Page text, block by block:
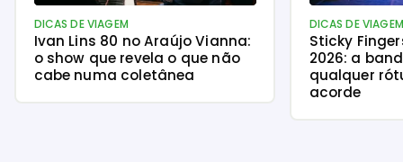
DICAS DE VIAGEM
Ivan Lins 80 no Araújo Vianna:
o show que revela o que não
cabe numa coletânea
DICAS DE VIAGEM
Sticky
2026: a
qualquer
acorde